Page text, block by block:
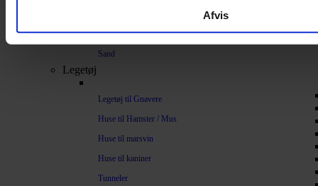
Afvis
Vat
Sand
Legetøj
Legetøj til Gnavere
Huse til Hamster / Mus
Huse til marsvin
Huse til kaniner
Tunneler